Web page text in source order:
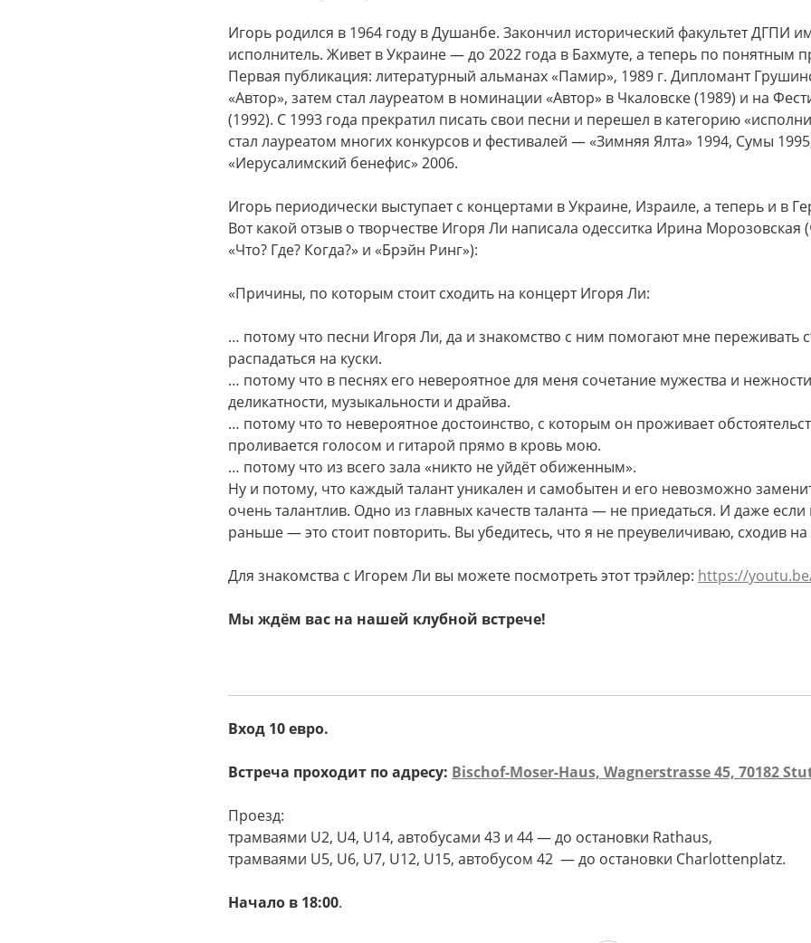
Игорь родился в 1964 году в Душанбе. Закончил исторический факультет ДГПИ
исполнитель. Живет в Украине — до 2022 года в Бахмуте, а теперь по
Первая публикация: литературный альманах «Памир», 1989 г. Дипломант
«Автор», затем стал лауреатом в номинации «Автор» в Чкаловске (1989) и на
(1992). С 1993 года прекратил писать свои песни и перешел в категорию
стал лауреатом многих конкурсов и фестивалей — «Зимняя Ялта» 1994, Сумы
«Иерусалимский бенефис» 2006.
Игорь периодически выступает с концертами в Украине, Израиле, а теперь и в
Вот какой отзыв о творчестве Игоря Ли написала одесситка Ирина
«Что? Где? Когда?» и «Брэйн Ринг»):
«Причины, по которым стоит сходить на концерт Игоря Ли:
… потому что песни Игоря Ли, да и знакомство с ним помогают мне переживать
распадаться на куски.
… потому что в песнях его невероятное для меня сочетание мужества и
деликатности, музыкальности и драйва.
… потому что то невероятное достоинство, с которым он проживает
проливается голосом и гитарой прямо в кровь мою.
… потому что из всего зала «никто не уйдёт обиженным».
Ну и потому, что каждый талант уникален и самобытен и его невозможно
очень талантлив. Одно из главных качеств таланта — не приедаться. И даже
раньше — это стоит повторить. Вы убедитесь, что я не преувеличиваю, сходив на
Для знакомства с Игорем Ли вы можете посмотреть этот трэйлер: https://
Мы ждём вас на нашей клубной встрече!
Вход 10 евро.
Встреча проходит по адресу: Bischof-Moser-Haus, Wagnerstrasse 45, 70182
Проезд:
трамваями U2, U4, U14, автобусами 43 и 44 — до остановки Rathaus,
трамваями U5, U6, U7, U12, U15, автобусом 42 — до остановки Сharlottenplatz.
Начало в 18:00.